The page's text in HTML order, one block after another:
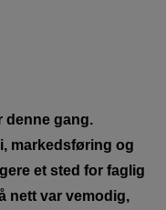
denne gang.
markedsføring og
et sted for faglig
nett var vemodig,